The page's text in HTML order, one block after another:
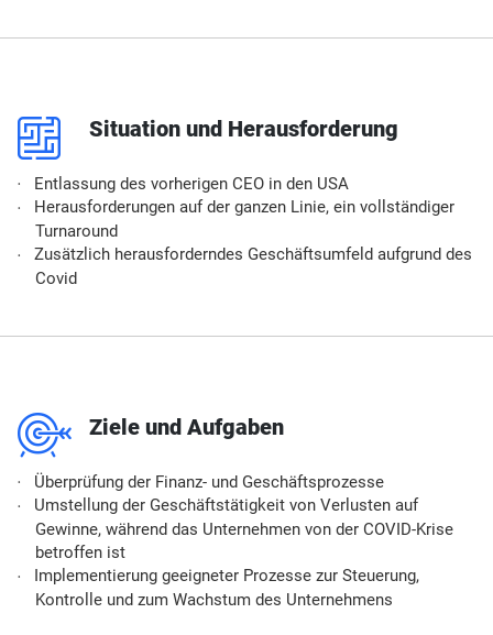
p Situation und Herausforderung
Entlassung des vorherigen CEO in den USA
Herausforderungen auf der ganzen Linie, ein vollständiger
Turnaround
Zusätzlich herausforderndes Geschäftsumfeld aufgrund des
Covid
m Ziele und Aufgaben
Überprüfung der Finanz- und Geschäftsprozesse
Umstellung der Geschäftstätigkeit von Verlusten auf
Gewinne, während das Unternehmen von der COVID-Krise
betroffen ist
Implementierung geeigneter Prozesse zur Steuerung,
Kontrolle und zum Wachstum des Unternehmens